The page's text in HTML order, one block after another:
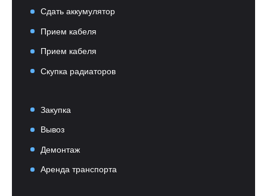
Сдать аккумулятор
Прием кабеля
Прием кабеля
Скупка радиаторов
Закупка
Вывоз
Демонтаж
Аренда транспорта